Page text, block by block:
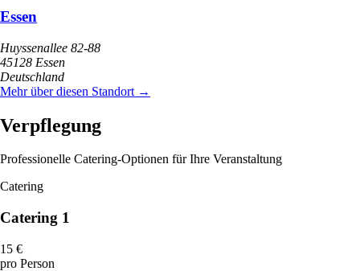
Essen
Huyssenallee 82-88
45128 Essen
Deutschland
Mehr über diesen Standort →
Verpflegung
Professionelle Catering-Optionen für Ihre Veranstaltung
Catering
Catering 1
15 €
pro Person